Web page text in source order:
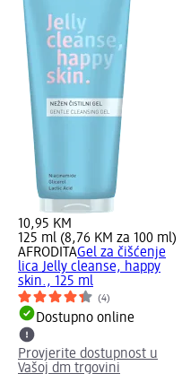
10,95 KM
125 ml (8,76 KM za 100 ml)
AFRODITAGel za čišćenje
lica Jelly cleanse, happy
skin., 125 ml
(4)
Dostupno online
Provjerite dostupnost u
Vašoj dm trgovini